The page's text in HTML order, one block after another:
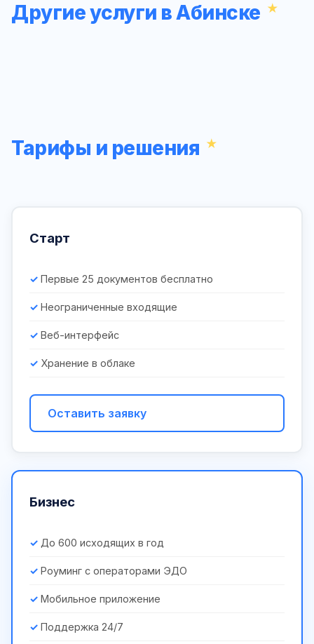
Другие услуги в Абинске
Тарифы и решения
Старт
Первые 25 документов бесплатно
Неограниченные входящие
Веб-интерфейс
Хранение в облаке
Оставить заявку
Бизнес
До 600 исходящих в год
Роуминг с операторами ЭДО
Мобильное приложение
Поддержка 24/7